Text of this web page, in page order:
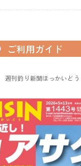
ご利用ガイド
週刊釣り新聞ほっかいどう